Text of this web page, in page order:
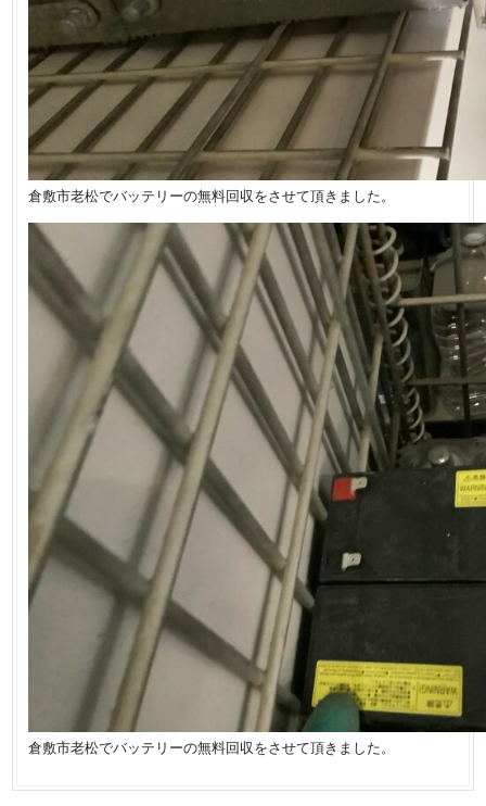
倉敷市老松でバッテリーの無料回収をさせて頂きました。
倉敷市老松でバッテリーの無料回収をさせて頂きました。